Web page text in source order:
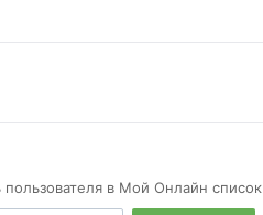
пользователя в Мой Онлайн список